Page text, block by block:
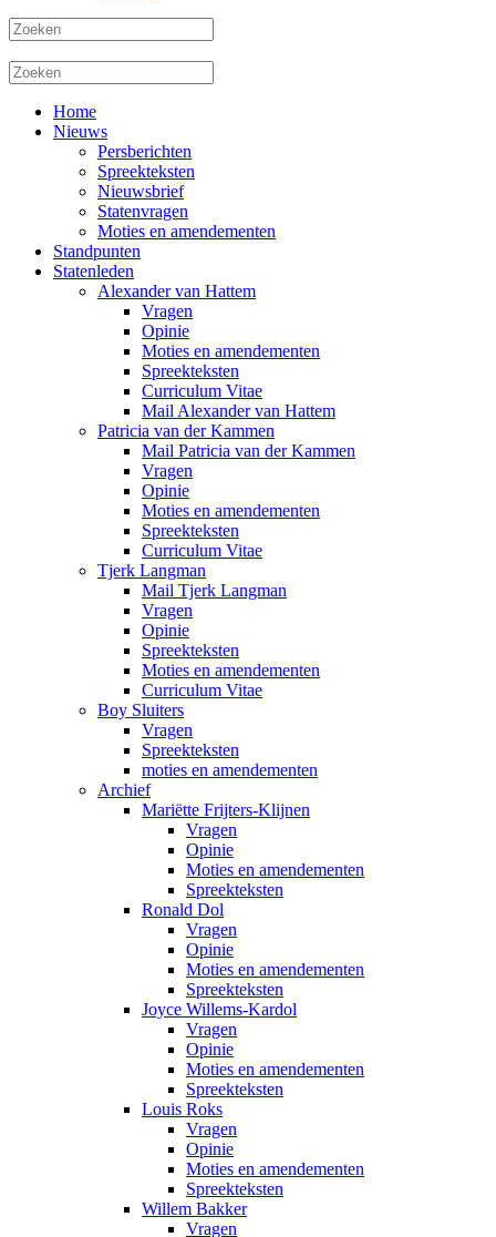
Home
Nieuws
Persberichten
Spreekteksten
Nieuwsbrief
Statenvragen
Moties en amendementen
Standpunten
Statenleden
Alexander van Hattem
Vragen
Opinie
Moties en amendementen
Spreekteksten
Curriculum Vitae
Mail Alexander van Hattem
Patricia van der Kammen
Mail Patricia van der Kammen
Vragen
Opinie
Moties en amendementen
Spreekteksten
Curriculum Vitae
Tjerk Langman
Mail Tjerk Langman
Vragen
Opinie
Spreekteksten
Moties en amendementen
Curriculum Vitae
Boy Sluiters
Vragen
Spreekteksten
moties en amendementen
Archief
Mariëtte Frijters-Klijnen
Vragen
Opinie
Moties en amendementen
Spreekteksten
Ronald Dol
Vragen
Opinie
Moties en amendementen
Spreekteksten
Joyce Willems-Kardol
Vragen
Opinie
Moties en amendementen
Spreekteksten
Louis Roks
Vragen
Opinie
Moties en amendementen
Spreekteksten
Willem Bakker
Vragen